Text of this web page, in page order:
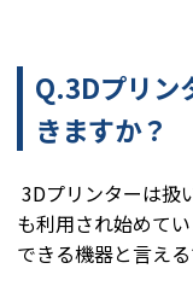
Q.3Dプリン
きますか？
3Dプリンターは扱
も利用され始めて
できる機器と言える